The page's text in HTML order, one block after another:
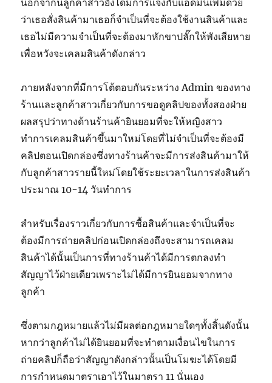
ว่าเธอสั่งสินค้ามาเธอก็จำเป็นที่จะต้องใช้งานสินค้าและ
เธอไม่มีความจำเป็นที่จะต้องมาหักขาปลั๊กให้พังเสียหาย
เพื่อหวังจะเคลมสินค้าดังกล่าว
ภายหลังจากที่มีการโต้ตอบกันระหว่าง Admin ของทาง
ร้านและลูกค้าสาวเกี่ยวกับการขอดูคลิปของทั้งสองฝ่าย
ผลสรุปว่าทางด้านร้านค้ายินยอมที่จะให้หญิงสาว
ทำการเคลมสินค้าขึ้นมาใหม่โดยที่ไม่จำเป็นที่จะต้องมี
คลิปตอนเปิดกล่องซึ่งทางร้านค้าจะมีการส่งสินค้ามาให้
กับลูกค้าสาวรายนี้ใหม่โดยใช้ระยะเวลาในการส่งสินค้า
ประมาณ 10-14 วันทำการ
สำหรับเรื่องราวเกี่ยวกับการซื้อสินค้าและจำเป็นที่จะ
ต้องมีการถ่ายคลิปก่อนเปิดกล่องถึงจะสามารถเคลม
สินค้าได้นั้นเป็นการที่ทางร้านค้าได้มีการตกลงทำ
สัญญาไว้ฝ่ายเดียวเพราะไม่ได้มีการยินยอมจากทาง
ลูกค้า
ซึ่งตามกฎหมายแล้วไม่มีผลต่อกฎหมายใดๆทั้งสิ้นดังนั้น
หากว่าลูกค้าไม่ได้ยินยอมที่จะทำตามเงื่อนไขในการ
ถ่ายคลิปก็ถือว่าสัญญาดังกล่าวนั้นเป็นโมฆะได้โดยมี
การกำหนดมาตราเอาไว้ในมาตรา 11 นั่นเอง